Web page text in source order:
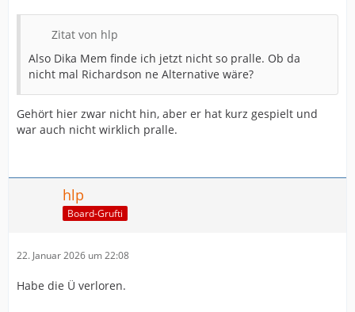
Zitat von hlp
Also Dika Mem finde ich jetzt nicht so pralle. Ob da
nicht mal Richardson ne Alternative wäre?
Gehört hier zwar nicht hin, aber er hat kurz gespielt und
war auch nicht wirklich pralle.
hlp
Board-Grufti
22. Januar 2026 um 22:08
Habe die Ü verloren.